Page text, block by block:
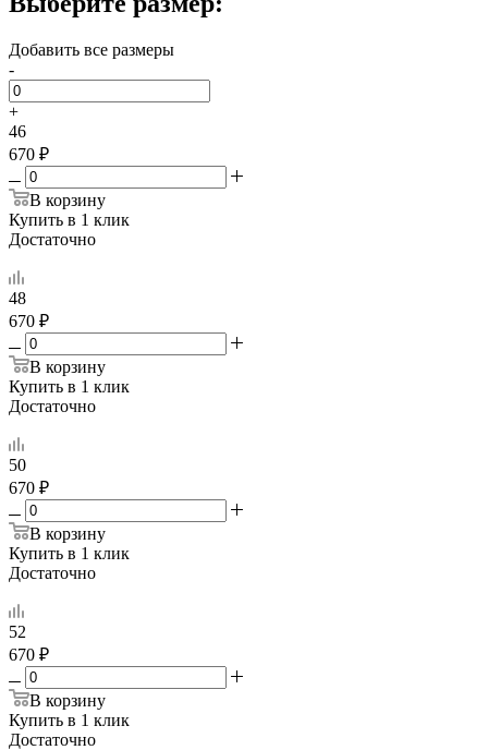
Добавить все размеры
-
+
46
670 ₽
В корзину
Купить в 1 клик
Достаточно
48
670 ₽
В корзину
Купить в 1 клик
Достаточно
50
670 ₽
В корзину
Купить в 1 клик
Достаточно
52
670 ₽
В корзину
Купить в 1 клик
Достаточно